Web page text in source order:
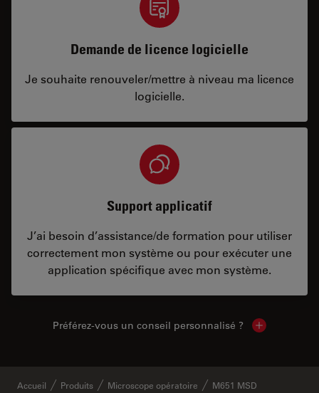
Demande de licence logicielle
Je souhaite renouveler/mettre à niveau ma licence
logicielle.
Support applicatif
J’ai besoin d’assistance/de formation pour utiliser
correctement mon système ou pour exécuter une
application spécifique avec mon système.
Préférez-vous un conseil personnalisé ? Show local
Accueil Produits Microscope opératoire M651 MSD